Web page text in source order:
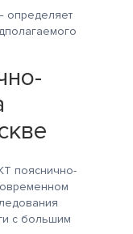
определяет
пояснично-
с большим